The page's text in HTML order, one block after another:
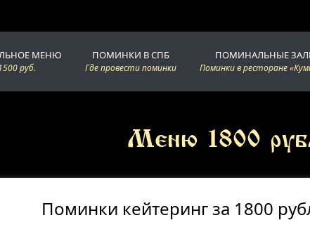
МЕНЮ
руб.
ПОМИНКИ В СПБ
Где провести поминки
ПОМИНАЛЬНЫЕ
Поминки в ресторане
Меню 1800
Поминки кейтеринг за 1800